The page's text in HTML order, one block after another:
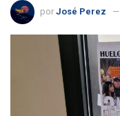
por José Perez